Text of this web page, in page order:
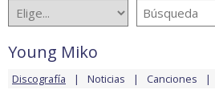
Young Miko
Discografía Noticias Canciones